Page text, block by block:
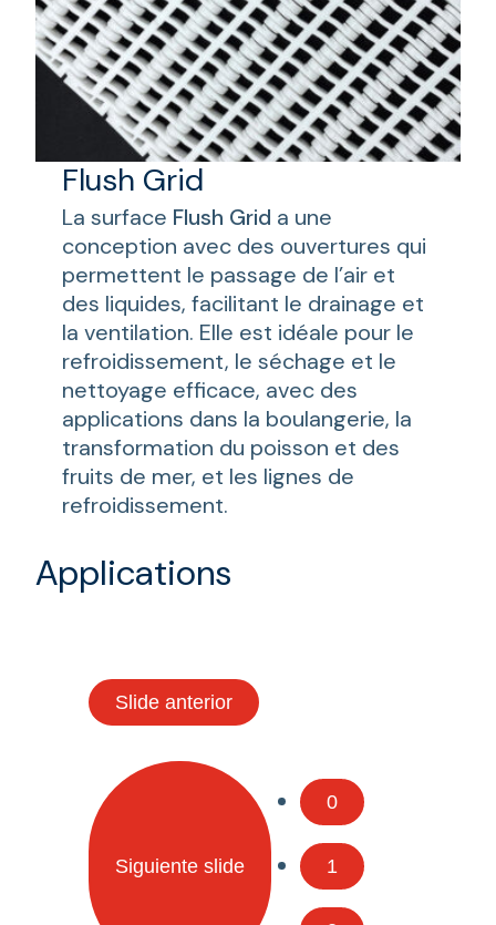
Flush Grid
La surface Flush Grid a une
conception avec des ouvertures qui
permettent le passage de l’air et
des liquides, facilitant le drainage et
la ventilation. Elle est idéale pour le
refroidissement, le séchage et le
nettoyage efficace, avec des
applications dans la boulangerie, la
transformation du poisson et des
fruits de mer, et les lignes de
refroidissement.
Applications
Slide anterior
Siguiente slide
0
1